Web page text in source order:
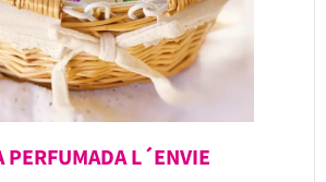
PERFUMADA L´ENVIE